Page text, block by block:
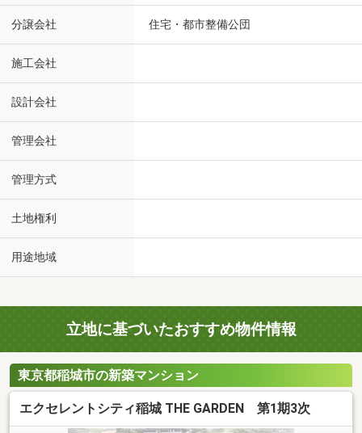
分譲会社 住宅・都市整備公団
施工会社
設計会社
管理会社
管理方式
土地権利
用途地域
立地に基づいたおすすめ物件情報
東京都稲城市の新築マンション
エクセレントシティ稲城 THE GARDEN 第1期3次